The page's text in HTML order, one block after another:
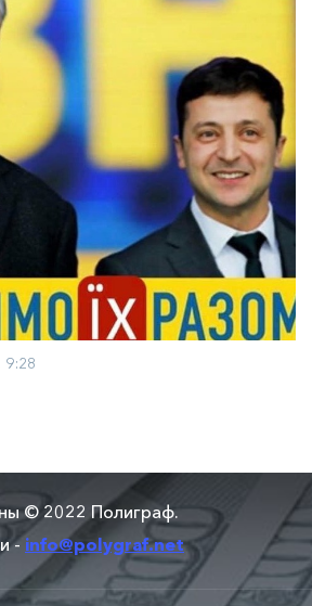
© 2022 Полиграф.
- info@polygraf.net